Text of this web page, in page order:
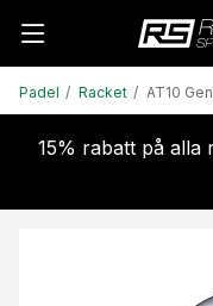
Padel Racket AT10
15% rabatt på alla